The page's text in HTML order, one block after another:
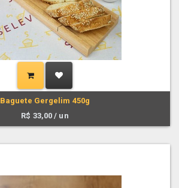
Baguete Gergelim 450g
R$ 33,00 / un